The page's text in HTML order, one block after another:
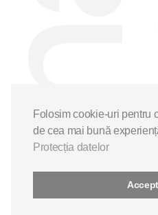
Folosim cookie-uri pentru
de cea mai bună
Protecția datelor
Accept